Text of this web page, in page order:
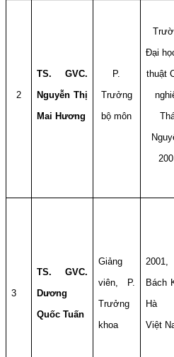
2
TS. GVC.
Nguyễn Thị
Mai Hương
P.
Trưởng
bộ môn
Đại
thuật
3
TS. GVC.
Dương
Quốc Tuấn
Giảng
viên, P.
Trưởng
khoa
Bách
Hà
Việt